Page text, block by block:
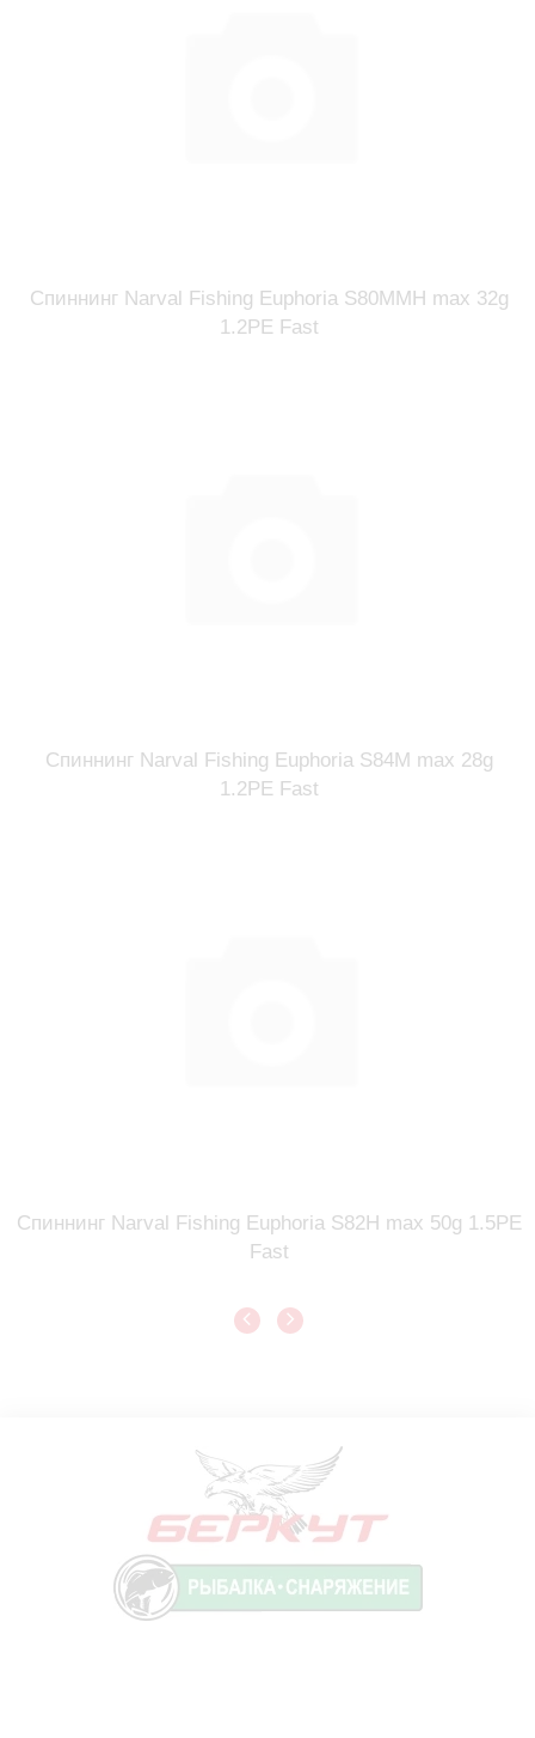
Спиннинг Narval Fishing Euphoria S80MMH max 32g
1.2PE Fast
Спиннинг Narval Fishing Euphoria S84M max 28g
1.2PE Fast
Спиннинг Narval Fishing Euphoria S82H max 50g 1.5PE
Fast